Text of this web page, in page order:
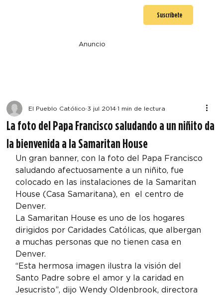
Suscríbete
Anuncio
La foto del Papa Francisco saludando a un niñito da
la bienvenida a la Samaritan House
El Pueblo Católico 3 jul 2014 1 min de lectura
Un gran banner, con la foto del Papa Francisco
saludando afectuosamente a un niñito, fue
colocado en las instalaciones de la Samaritan
House (Casa Samaritana), en  el centro de
Denver.
La Samaritan House es uno de los hogares
dirigidos por Caridades Católicas, que albergan
a muchas personas que no tienen casa en
Denver.
“Esta hermosa imagen ilustra la visión del
Santo Padre sobre el amor y la caridad en
Jesucristo”, dijo Wendy Oldenbrook, directora